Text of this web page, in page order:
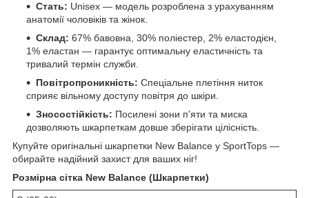
Стать: Unisex — модель розроблена з урахуванням
анатомії чоловіків та жінок.
Склад: 67% бавовна, 30% поліестер, 2% еластодієн,
1% еластан — гарантує оптимальну еластичність та
тривалий термін служби.
Повітропроникність: Спеціальне плетіння ниток
сприяє вільному доступу повітря до шкіри.
Зносостійкість: Посилені зони п'яти та миска
дозволяють шкарпеткам довше зберігати цілісність.
Купуйте оригінальні шкарпетки New Balance у SportTops —
обирайте надійний захист для ваших ніг!
Розмірна сітка New Balance (Шкарпетки)